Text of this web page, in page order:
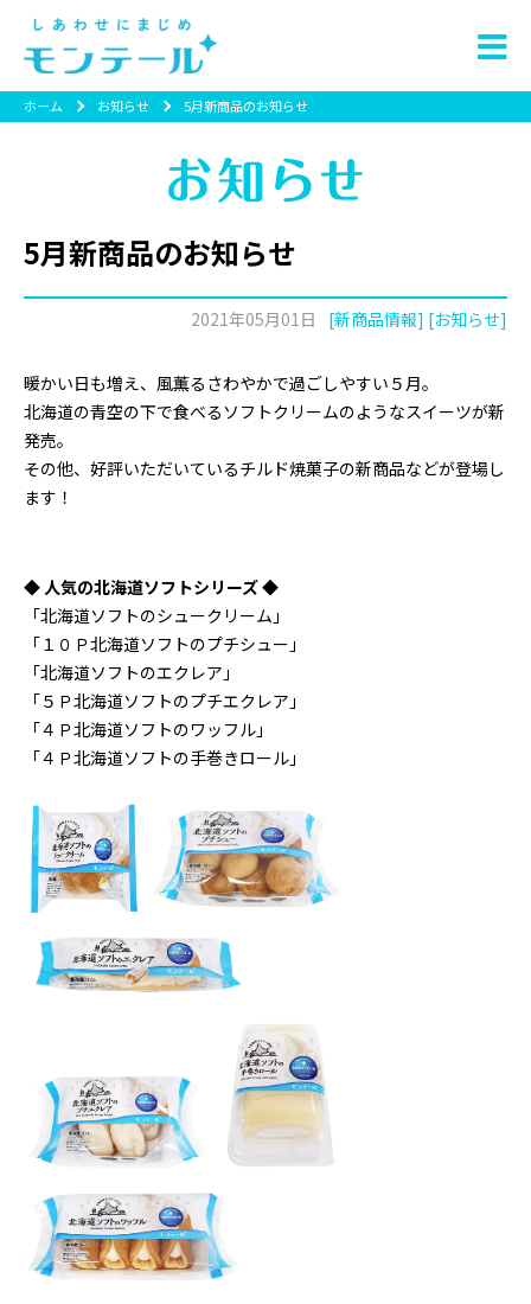
ホーム お知らせ 5月新商品のお知らせ
5月新商品のお知らせ
2021年05月01日 [新商品情報] [お知らせ]
暖かい日も増え、風薫るさわやかで過ごしやすい５月。
北海道の青空の下で食べるソフトクリームのようなスイーツが新
発売。
その他、好評いただいているチルド焼菓子の新商品などが登場し
ます！
◆ 人気の北海道ソフトシリーズ ◆
「北海道ソフトのシュークリーム」
「１０Ｐ北海道ソフトのプチシュー」
「北海道ソフトのエクレア」
「５Ｐ北海道ソフトのプチエクレア」
「４Ｐ北海道ソフトのワッフル」
「４Ｐ北海道ソフトの手巻きロール」